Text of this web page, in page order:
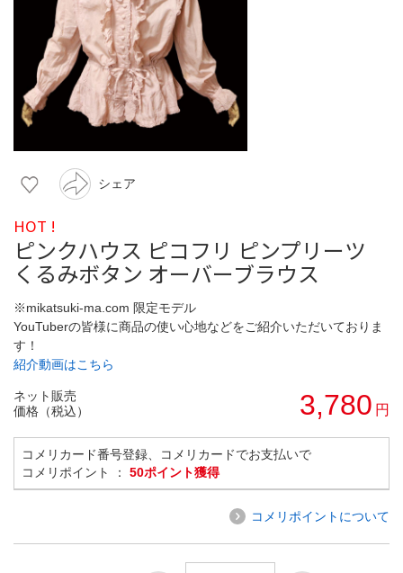
シェア
HOT !
ピンクハウス ピコフリ ピンプリーツ
くるみボタン オーバーブラウス
※mikatsuki-ma.com 限定モデル
YouTuberの皆様に商品の使い心地などをご紹介いただいておりま
す！
紹介動画はこちら
ネット販売
価格（税込）
3,780 円
コメリカード番号登録、コメリカードでお支払いで
コメリポイント ： 50ポイント獲得
コメリポイントについて